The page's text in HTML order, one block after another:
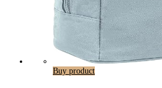
Buy product